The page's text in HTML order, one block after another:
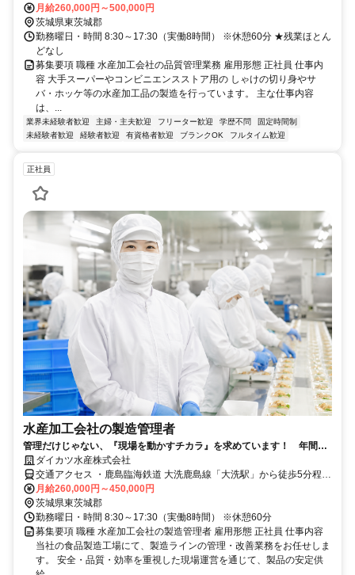
・JR各線「水戸駅」から車で30分程度 ☆大洗町の他に、ひたちなか
市、水戸市からも多くのスタッフが通っております。
月給260,000円～500,000円
茨城県東茨城郡
勤務曜日・時間 8:30～17:30（実働8時間） ※休憩60分 ★残業ほとん
どなし
募集要項 職種 水産加工会社の品質管理業務 雇用形態 正社員 仕事内
容 大手スーパーやコンビニエンスストア用の しゃけの切り身やサ
バ・ホッケ等の水産加工品の製造を行っています。 主な仕事内容
は、...
業界未経験者歓迎 主婦・主夫歓迎 フリーター歓迎 学歴不問
固定時間制
未経験者歓迎
経験者歓迎 有資格者歓迎 ブランクOK フルタイム歓迎
正社員
水産加工会社の製造管理者
管理だけじゃない、『現場を動かすチカラ』を求めています！ 年間休
日120日／随時昇給あり／賞与年2回
ダイカツ水産株式会社
交通アクセス ・鹿島臨海鉄道 大洗鹿島線「大洗駅」から徒歩5分程度
・JR各線「水戸駅」から車で30分程度 ☆大洗町の他に、ひたちなか
市、水戸市からも多くのスタッフが通っております。
月給260,000円～450,000円
茨城県東茨城郡
勤務曜日・時間 8:30～17:30（実働8時間） ※休憩60分
募集要項 職種 水産加工会社の製造管理者 雇用形態 正社員 仕事内容
当社の食品製造工場にて、製造ラインの管理・改善業務をお任せしま
す。 安全・品質・効率を重視した現場運営を通じて、製品の安定供